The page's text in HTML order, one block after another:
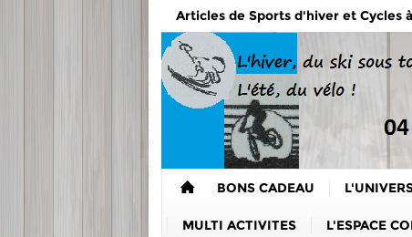
Articles de Sports d'hiver et Cycles
BONS CADEAU
MULTI ACTIVITES L'ESPACE